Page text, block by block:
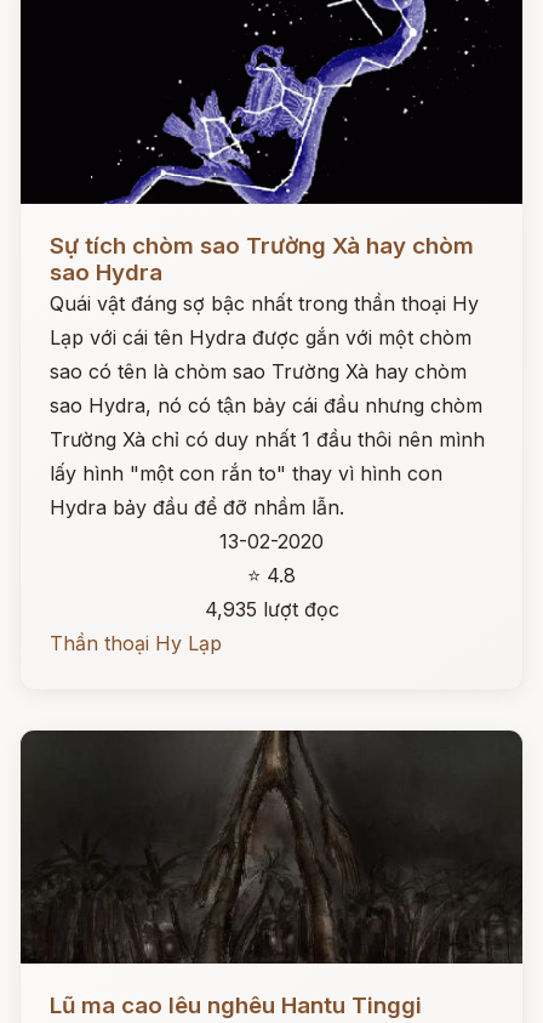
Sự tích chòm sao Trường Xà hay chòm
sao Hydra
Quái vật đáng sợ bậc nhất trong thần thoại Hy
Lạp với cái tên Hydra được gắn với một chòm
sao có tên là chòm sao Trường Xà hay chòm
sao Hydra, nó có tận bảy cái đầu nhưng chòm
Trường Xà chỉ có duy nhất 1 đầu thôi nên mình
lấy hình "một con rắn to" thay vì hình con
Hydra bảy đầu để đỡ nhầm lẫn.
13-02-2020
⭐ 4.8
4,935 lượt đọc
Thần thoại Hy Lạp
Lũ ma cao lêu nghêu Hantu Tinggi